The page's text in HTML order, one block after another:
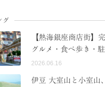
グ
【熱海銀座商店街】
グルメ・食べ歩き・
2026.06.16
伊豆 大室山と小室山